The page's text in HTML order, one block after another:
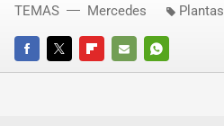
FACEBOOKTWITTERFLIPBOARD
E-
WHATSAPP
TEMAS Mercedes Plantas